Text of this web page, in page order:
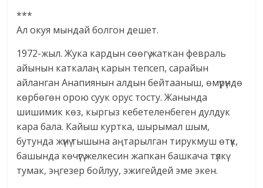
***
Ал окуя мындай болгон дешет.
1972-жыл. Жука кардын сөөгү жаткан февраль
айынын каткалаң карын тепсеп, сарайын
айланган Анапиянын алдын бейтааныш, өмүрүндө
көрбөгөн орою суук орус тосту. Жанында
шишимик көз, кыргыз кебетеленбеген дулдук
кара бала. Кайыш куртка, шырымал шым,
бутунда жүнү тышына аңтарылган тирукмуш өтүк,
башында көчүгү желкесин жапкан башкача түлкү
тумак, эңгезер бойлуу, эжигейдей эме экен.